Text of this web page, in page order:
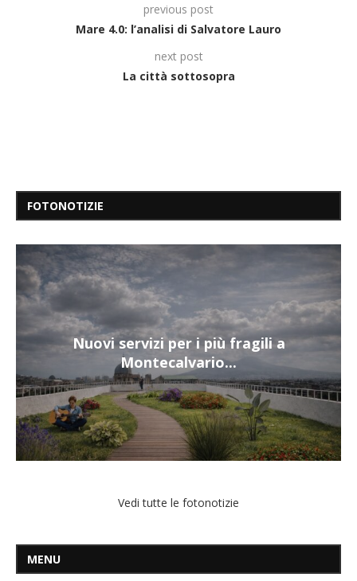
previous post
Mare 4.0: l’analisi di Salvatore Lauro
next post
La città sottosopra
FOTONOTIZIE
Nuovi servizi per i più fragili a
Montecalvario...
Vedi tutte le fotonotizie
MENU